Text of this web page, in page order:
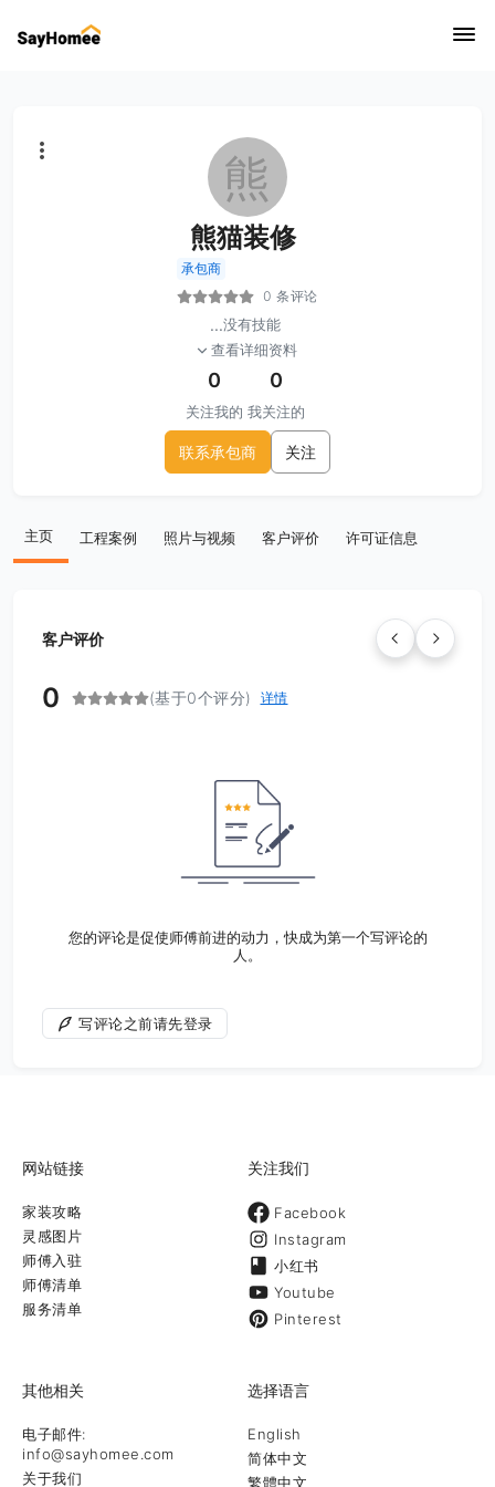
熊
熊猫装修
承包商
0 条评论
...没有技能
查看详细资料
0
关注我的
0
我关注的
联系承包商 关注
主页 工程案例 照片与视频 客户评价 许可证信息
客户评价
0 (基于0个评分) 详情
您的评论是促使师傅前进的动力，快成为第一个写评论的
人。
写评论之前请先登录
网站链接
家装攻略
灵感图片
师傅入驻
师傅清单
服务清单
关注我们
Facebook
Instagram
小红书
Youtube
Pinterest
其他相关
电子邮件:
info@sayhomee.com
关于我们
选择语言
English
简体中文
繁體中文